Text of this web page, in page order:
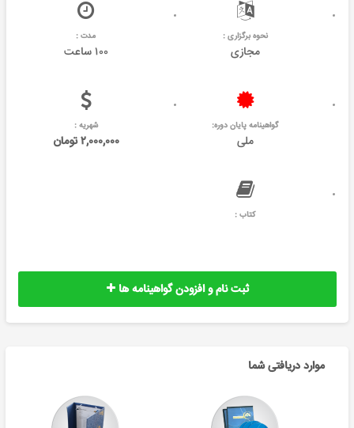
نحوه برگزاری :
مجازی
مدت :
۱۰۰ ساعت
گواهینامه پایان دوره:
ملی
شهریه :
۲,۰۰۰,۰۰۰ تومان
کتاب :
ثبت نام و افزودن گواهینامه ها
موارد دریافتی شما